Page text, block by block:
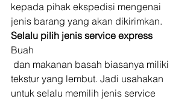
kepada pihak ekspedisi mengenai
jenis barang yang akan dikirimkan.
Selalu pilih jenis service express
Buah
tekstur yang lembut. Jadi usahakan
untuk selalu memilih jenis service